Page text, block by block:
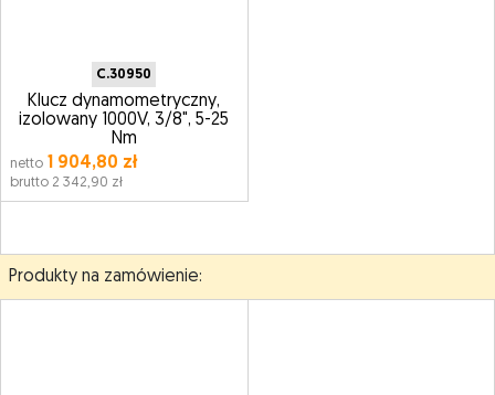
C.30950
Klucz dynamometryczny,
izolowany 1000V, 3/8", 5-25
Nm
netto 1 904,80 zł
brutto 2 342,90 zł
Produkty na zamówienie: